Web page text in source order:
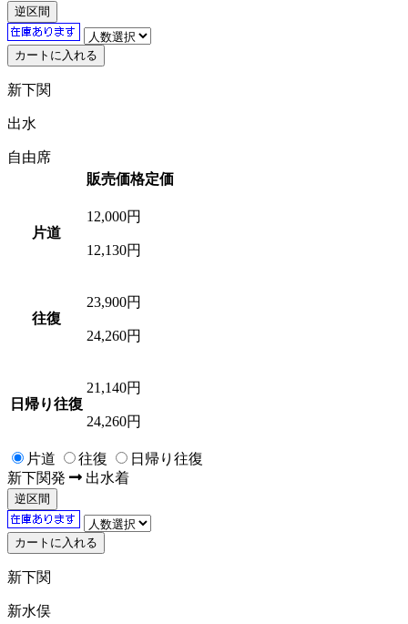
逆区間
新下関
出水
自由席
販売価格定価
片道
12,000円
12,130円
往復
23,900円
24,260円
日帰り往復
21,140円
24,260円
片道 往復
日帰り往復
新下関発 出水着
逆区間
新下関
新水俣